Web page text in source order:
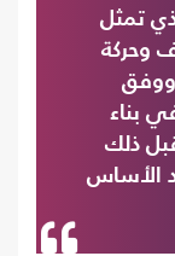
تمثل
وحركة
ووفق
بناء
ذلك
الأساس